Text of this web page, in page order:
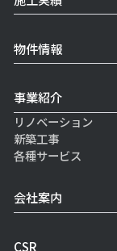
物件情報
事業紹介
リノベーション
新築工事
各種サービス
会社案内
CSR